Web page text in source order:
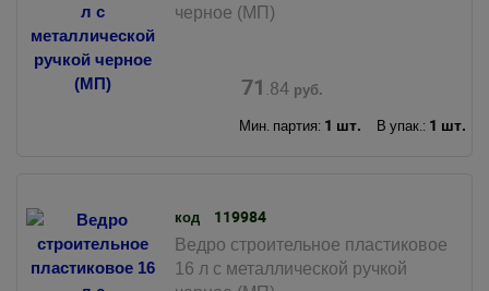
черное (МП)
71.84руб.
Мин. партия: 1 шт. В упак.: 1 шт.
код 119984
Ведро строительное пластиковое
16 л с металлической ручкой